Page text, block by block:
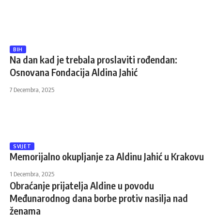
BIH
Na dan kad je trebala proslaviti rođendan:
Osnovana Fondacija Aldina Jahić
7 Decembra, 2025
SVIJET
Memorijalno okupljanje za Aldinu Jahić u Krakovu
1 Decembra, 2025
Obraćanje prijatelja Aldine u povodu
Međunarodnog dana borbe protiv nasilja nad
ženama